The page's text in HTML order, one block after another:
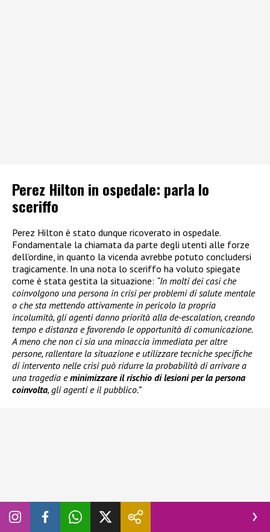
Perez Hilton in ospedale: parla lo
sceriffo
Perez Hilton è stato dunque ricoverato in ospedale.
Fondamentale la chiamata da parte degli utenti alle forze
dell’ordine, in quanto la vicenda avrebbe potuto concludersi
tragicamente. In una nota lo sceriffo ha voluto spiegate
come è stata gestita la situazione: “In molti dei casi che
coinvolgono una persona in crisi per problemi di salute mentale
o che sta mettendo attivamente in pericolo la propria
incolumità, gli agenti danno priorità alla de-escalation, creando
tempo e distanza e favorendo le opportunità di comunicazione.
A meno che non ci sia una minaccia immediata per altre
persone, rallentare la situazione e utilizzare tecniche specifiche
di intervento nelle crisi può ridurre la probabilità di arrivare a
una tragedia eminimizzare il rischio di lesioni per la persona
coinvolta, gli agenti e il pubblico.”